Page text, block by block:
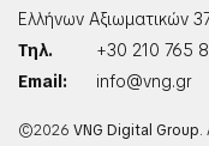
Ελλήνων Αξιωματικών
Τηλ.
+30 210 765
Email:
info@vng.gr
©2026 VNG Digital Group.